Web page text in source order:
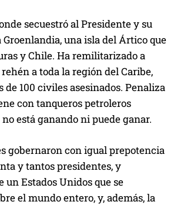
/
a
a
secuestró al Presidente y su
Groenlandia, una isla del Ártico que
y Chile. Ha remilitarizado a
a toda la región del Caribe,
100 civiles asesinados. Penaliza
con tanqueros petroleros
está ganando ni puede ganar.
gobernaron con igual prepotencia
y tantos presidentes, y
Estados Unidos que se
el mundo entero, y, además, la